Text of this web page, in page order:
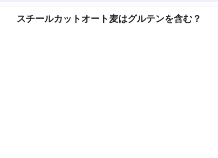
スチールカットオート麦はグルテンを含む？